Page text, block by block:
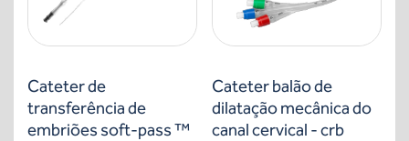
Cateter de
transferência de
embriões soft-pass ™
Cateter balão de
dilatação mecânica do
canal cervical - crb